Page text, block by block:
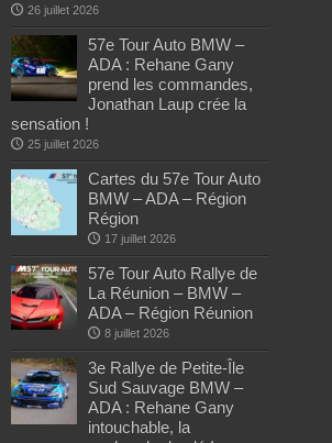
26 juillet 2026
57e Tour Auto BMW –
ADA : Rehane Gany
prend les commandes,
Jonathan Laup crée la
sensation !
25 juillet 2026
Cartes du 57e Tour Auto
BMW – ADA – Région
Région
17 juillet 2026
57e Tour Auto Rallye de
La Réunion – BMW –
ADA – Région Réunion
8 juillet 2026
3e Rallye de Petite-Île
Sud Sauvage BMW –
ADA : Rehane Gany
intouchable, la